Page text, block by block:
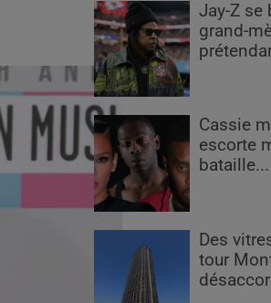
Jay-Z se
grand-
Cassie
escorte
bataille...
Des
tour